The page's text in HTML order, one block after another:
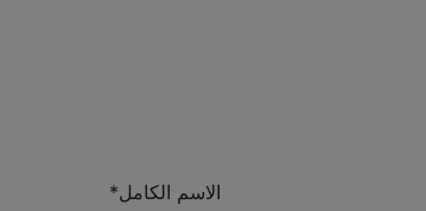
الاسم الكامل*